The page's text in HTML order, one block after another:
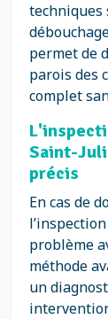
techniques
permet de
parois des
complet
Saint-
précis
En cas de
problème
méthode
un